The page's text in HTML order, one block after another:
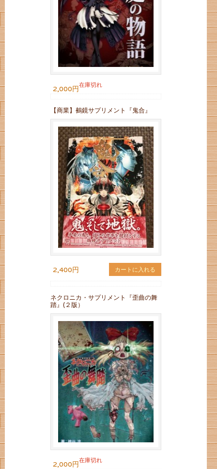
2,000円在庫切れ
【商業】鵺鏡サプリメント『鬼合』
2,400円 カートに入れる
ネクロニカ・サプリメント『歪曲の舞
踏』(２版）
2,000円在庫切れ